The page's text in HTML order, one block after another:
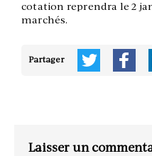
cotation reprendra le 2
marchés.
Partager
Laisser un